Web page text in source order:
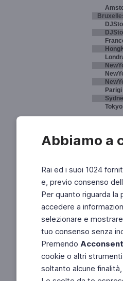
Abbiamo a
Rai ed i suoi 1024
e, previo consenso
Per quanto riguarda
accedere a
selezionare e
tuo consenso senza
Premendo
cookie o altri
soltanto alcune
Parigi
Tokyo